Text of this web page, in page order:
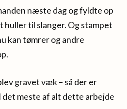
næste dag og fyldte op
huller til slanger. Og stampet
kan tømrer og andre
gravet væk – så der er
det meste af alt dette arbejde